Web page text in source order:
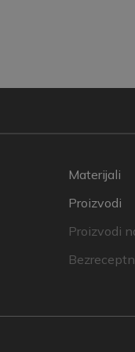
Materijali
Proizvodi
Proizvodi